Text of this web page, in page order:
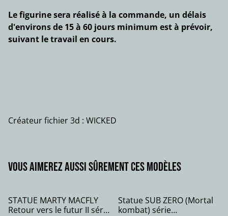
Le figurine sera réalisé à la commande, un délais
d'environs de 15 à 60 jours minimum est à prévoir,
suivant le travail en cours.
Créateur fichier 3d : WICKED
Vous aimerez aussi sûrement ces modèles
STATUE MARTY MACFLY
Retour vers le futur II série
Statue SUB ZERO (Mortal
kombat) série